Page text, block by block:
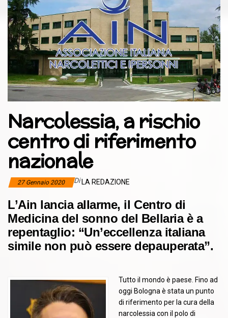
Narcolessia, a rischio
centro di riferimento
nazionale
27 Gennaio 2020 Di LA REDAZIONE
L’Ain lancia allarme, il Centro di
Medicina del sonno del Bellaria è a
repentaglio: “Un’eccellenza italiana
simile non può essere depauperata”.
Tutto il mondo è paese. Fino ad
oggi Bologna è stata un punto
di riferimento per la cura della
narcolessia con il polo di